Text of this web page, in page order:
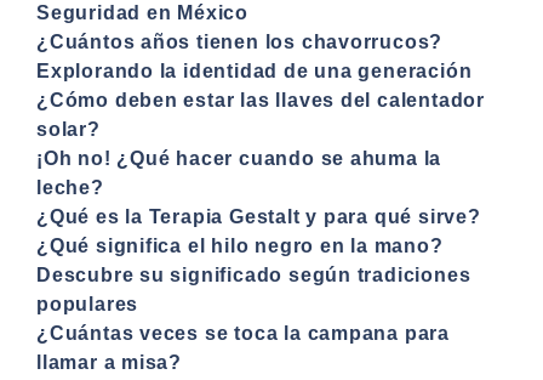
Seguridad en México
¿Cuántos años tienen los chavorrucos?
Explorando la identidad de una generación
¿Cómo deben estar las llaves del calentador
solar?
¡Oh no! ¿Qué hacer cuando se ahuma la
leche?
¿Qué es la Terapia Gestalt y para qué sirve?
¿Qué significa el hilo negro en la mano?
Descubre su significado según tradiciones
populares
¿Cuántas veces se toca la campana para
llamar a misa?